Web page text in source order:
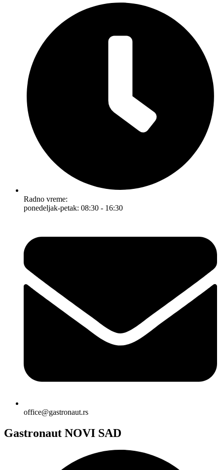
Radno vreme:
ponedeljak-petak: 08:30 - 16:30
office@gastronaut.rs
Gastronaut NOVI SAD